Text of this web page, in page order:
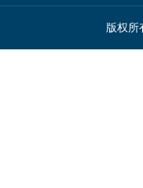
版权所